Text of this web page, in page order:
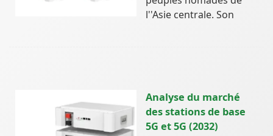
l''Asie centrale. Son
Analyse du marché
des stations de base
5G et 5G (2032)